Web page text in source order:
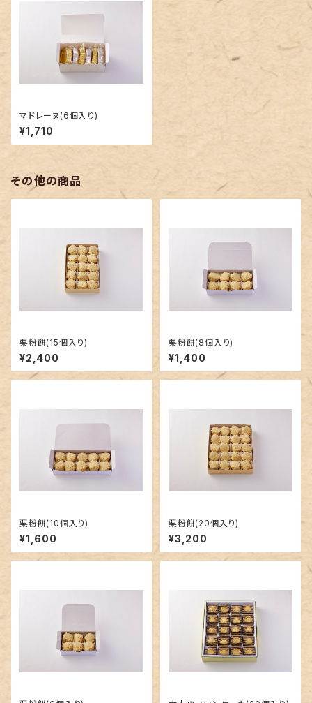
マドレーヌ(6個入り)
¥1,710
その他の商品
栗粉餅(15個入り)
¥2,400
栗粉餅(8個入り)
¥1,400
栗粉餅(10個入り)
¥1,600
栗粉餅(20個入り)
¥3,200